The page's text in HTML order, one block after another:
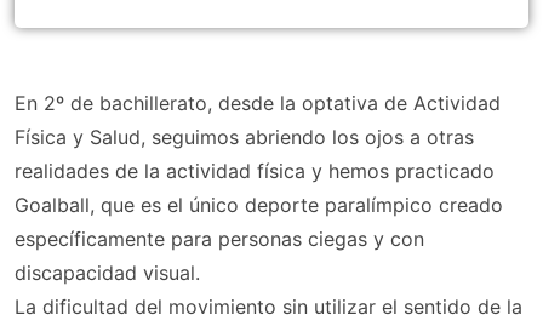
En 2º de bachillerato, desde la optativa de Actividad
Física y Salud, seguimos abriendo los ojos a otras
realidades de la actividad física y hemos practicado
Goalball, que es el único deporte paralímpico creado
específicamente para personas ciegas y con
discapacidad visual.
La dificultad del movimiento sin utilizar el sentido de la